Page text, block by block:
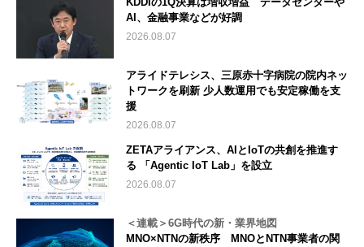
AI、金融事業などが好調
2026.08.07
アライドテレシス、三原赤十字病院の院内ネッ
トワークを刷新 少人数運用でも安定稼働を支
援
2026.08.07
ZETAアライアンス、AIとIoTの共創を推進す
る 「Agentic IoT Lab」を設立
2026.08.07
＜連載＞6G時代の新・業界地図
MNO×NTNの新秩序 MNOとNTN事業者の関